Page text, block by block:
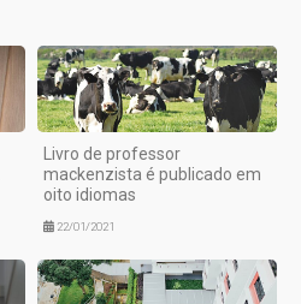
Livro de professor
mackenzista é publicado em
oito idiomas
22/01/2021